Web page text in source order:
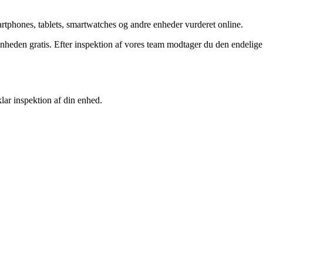
tablets, smartwatches og andre enheder vurderet online.
gratis. Efter inspektion af vores team modtager du den endelige
inspektion af din enhed.